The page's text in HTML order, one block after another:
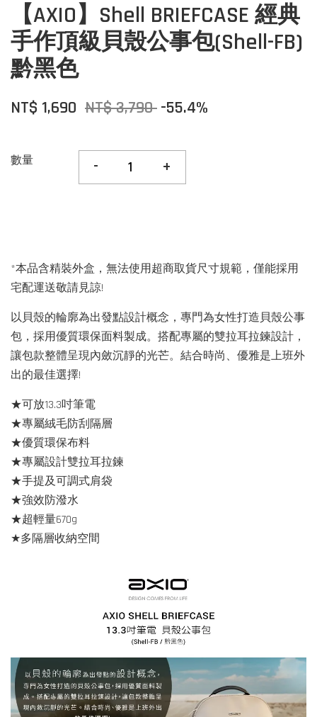
【AXIO】Shell BRIEFCASE 經典
手作頂級貝殼公事包(Shell-FB)
黔黑色
NT$ 1,690 NT$ 3,790 -55.4%
數量 - +
*本品含精裝外盒，無法使用超商取貨尺寸規範，僅能採用
宅配運送敬請見諒!
以貝殼的輪廓為出發點設計概念，專門為女性打造貝殼公事
包，採用優質環保面料製成。搭配專屬的雙拉耳拉鍊設計，
讓包款整體呈現內斂沉靜的光芒。結合時尚、優雅是上班外
出的最佳選擇!
★可放13.3吋筆電
★專屬絨毛防刮隔層
★優質環保布料
★專屬設計雙拉耳拉鍊
★手提及可調式肩袋
★強效防潑水
★超輕量670g
★多隔層收納空間